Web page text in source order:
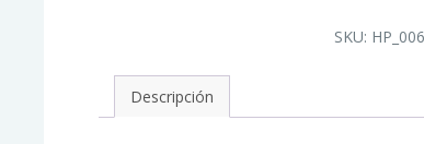
Cartucho
Reemplaza
SKU:
Descripción